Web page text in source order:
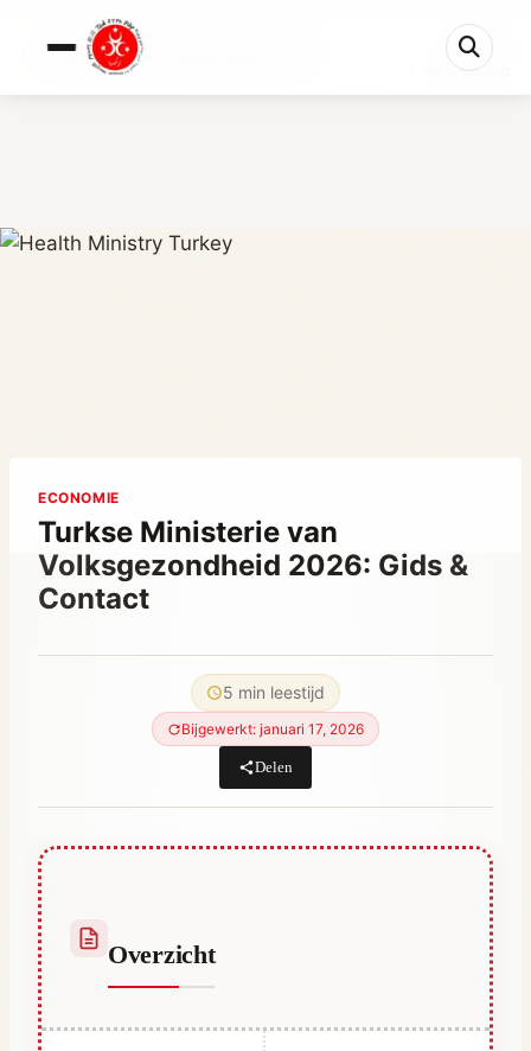
Turkse Ministerie van Volksgezondheid 2026: Gid...
5 min resterend
ECONOMIE
Turkse Ministerie van
Volksgezondheid 2026: Gids &
Contact
5 min leestijd
Bijgewerkt: januari 17, 2026
Delen
Overzicht